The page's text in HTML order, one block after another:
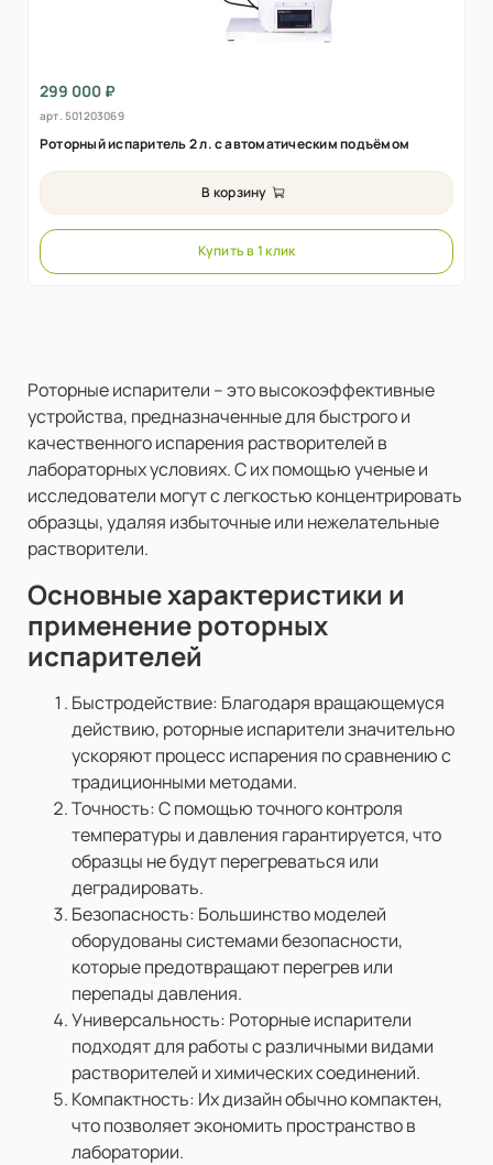
299 000 ₽
арт. 501203069
Роторный испаритель 2 л. с автоматическим подъёмом
В корзину
Купить в 1 клик
Роторные испарители – это высокоэффективные
устройства, предназначенные для быстрого и
качественного испарения растворителей в
лабораторных условиях. С их помощью ученые и
исследователи могут с легкостью концентрировать
образцы, удаляя избыточные или нежелательные
растворители.
Основные характеристики и
применение роторных
испарителей
Быстродействие: Благодаря вращающемуся
действию, роторные испарители значительно
ускоряют процесс испарения по сравнению с
традиционными методами.
Точность: С помощью точного контроля
температуры и давления гарантируется, что
образцы не будут перегреваться или
деградировать.
Безопасность: Большинство моделей
оборудованы системами безопасности,
которые предотвращают перегрев или
перепады давления.
Универсальность: Роторные испарители
подходят для работы с различными видами
растворителей и химических соединений.
Компактность: Их дизайн обычно компактен,
что позволяет экономить пространство в
лаборатории.